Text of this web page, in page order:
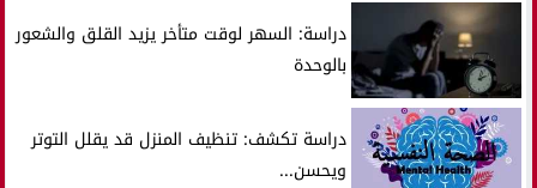
دراسة: السهر لوقت متأخر يزيد القلق والشعور
بالوحدة
دراسة تكشف: تنظيف المنزل قد يقلل التوتر
ويحسن...